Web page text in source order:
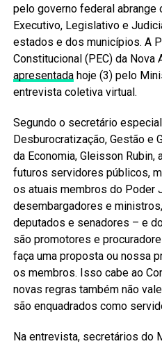
pelo governo federal abrange
Executivo, Legislativo e
estados e dos municípios. A
Constitucional (PEC) da Nova
apresentadahoje (3) pelo
entrevista coletiva virtual.
Segundo o secretário
Desburocratização, Gestão e
da Economia, Gleisson Rubin,
futuros servidores públicos,
os atuais membros do Poder
desembargadores e
deputados e senadores – e
são promotores e
faça uma proposta ou nossa
os membros. Isso cabe ao
novas regras também não
são enquadrados como
Na entrevista, secretários do